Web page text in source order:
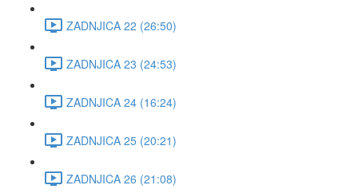
ZADNJICA 22 (26:50)
ZADNJICA 23 (24:53)
ZADNJICA 24 (16:24)
ZADNJICA 25 (20:21)
ZADNJICA 26 (21:08)